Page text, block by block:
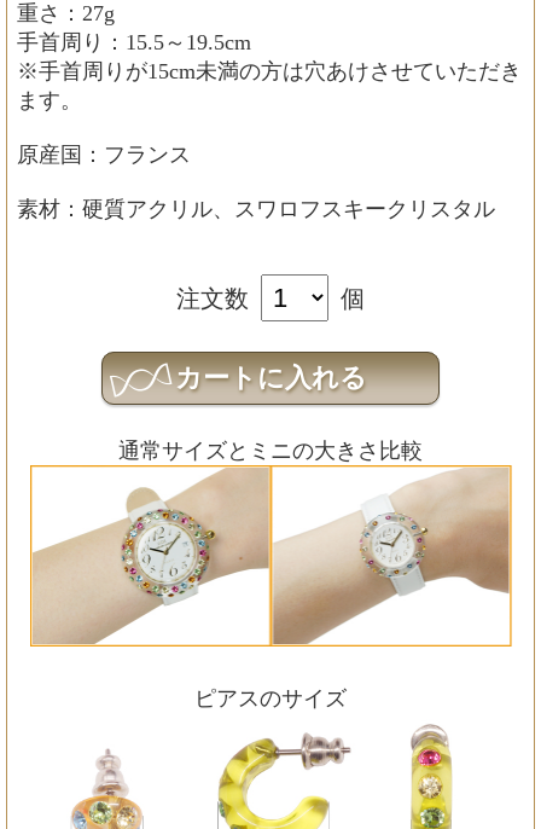
重さ：27g
手首周り：15.5～19.5cm
※手首周りが15cm未満の方は穴あけさせていただき
ます。
原産国：フランス
素材：硬質アクリル、スワロフスキークリスタル
注文数 個
通常サイズとミニの大きさ比較
ピアスのサイズ